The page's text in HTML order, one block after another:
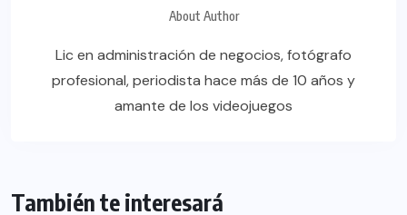
About Author
Lic en administración de negocios, fotógrafo
profesional, periodista hace más de 10 años y
amante de los videojuegos
También te interesará